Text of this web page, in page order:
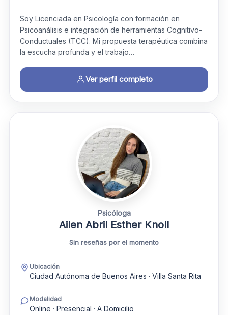
Soy Licenciada en Psicología con formación en
Psicoanálisis e integración de herramientas Cognitivo-
Conductuales (TCC). Mi propuesta terapéutica combina
la escucha profunda y el trabajo…
Ver perfil completo
Psicóloga
Ailen Abril Esther Knoll
Sin reseñas por el momento
Ubicación
Ciudad Autónoma de Buenos Aires · Villa Santa Rita
Modalidad
Online · Presencial · A Domicilio